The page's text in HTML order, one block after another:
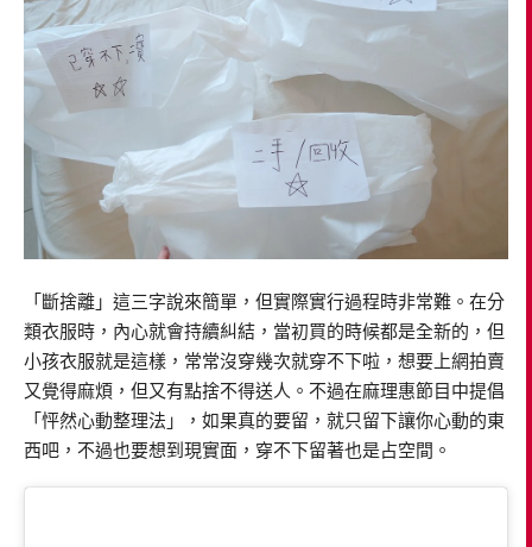
「斷捨離」這三字說來簡單，但實際實行過程時非常難。在分
類衣服時，內心就會持續糾結，當初買的時候都是全新的，但
小孩衣服就是這樣，常常沒穿幾次就穿不下啦，想要上網拍賣
又覺得麻煩，但又有點捨不得送人。不過在麻理惠節目中提倡
「怦然心動整理法」，如果真的要留，就只留下讓你心動的東
西吧，不過也要想到現實面，穿不下留著也是占空間。